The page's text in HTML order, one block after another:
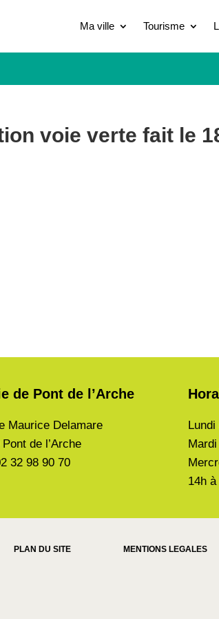
Ma ville Tourisme
voie verte fait le
de Pont de l’Arche
Maurice Delamare
de l’Arche
32 98 90 70
Lundi
14h
PLAN DU SITE MENTIONS LEGALES